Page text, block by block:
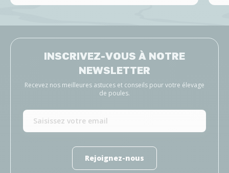
INSCRIVEZ-VOUS À NOTRE
NEWSLETTER
Recevez nos meilleures astuces et conseils pour votre élevage
de poules.
Rejoignez-nous